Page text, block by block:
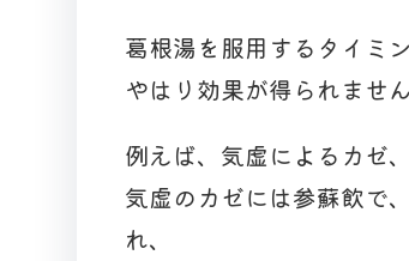
葛根湯を服用するタイミ
やはり効果が得られません
例えば、気虚によるカゼ
気虚のカゼには参蘇飲で
れ、